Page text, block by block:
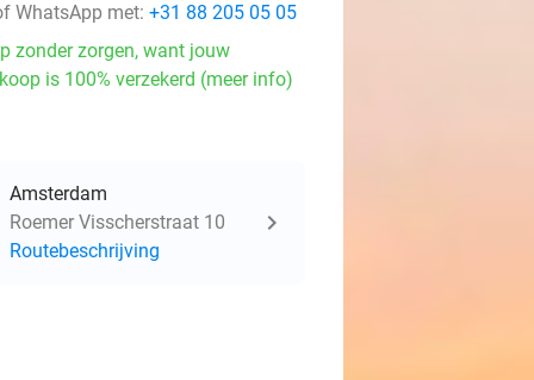
WhatsApp met: +31 88 205 05 05
zonder zorgen, want jouw
is 100% verzekerd (meer info)
Amsterdam
Roemer Visscherstraat 10
Routebeschrijving